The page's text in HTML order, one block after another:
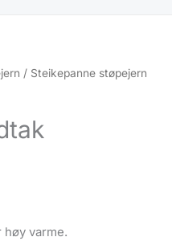
/ Steikepanne støpejern
varme.